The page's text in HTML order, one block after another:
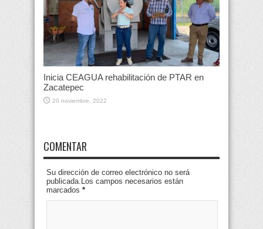
Inicia CEAGUA rehabilitación de PTAR en
Zacatepec
20 noviembre, 2022
COMENTAR
Su dirección de correo electrónico no será
publicada.Los campos necesarios están
marcados *